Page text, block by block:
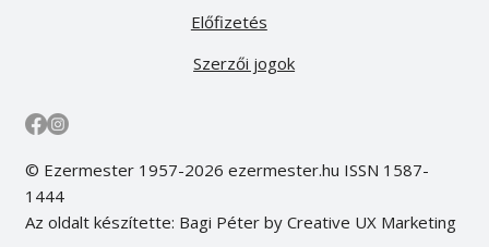
Előfizetés
Szerzői jogok
© Ezermester 1957-2026 ezermester.hu ISSN 1587-
1444
Az oldalt készítette: Bagi Péter by Creative UX Marketing